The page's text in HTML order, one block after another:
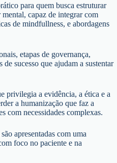
para quem busca estruturar
capaz de integrar com
de mindfullness, e abordagens
etapas de governança,
sucesso que ajudam a sustentar
privilegia a evidência, a ética e a
a humanização que faz a
com necessidades complexas.
apresentadas com uma
foco no paciente e na